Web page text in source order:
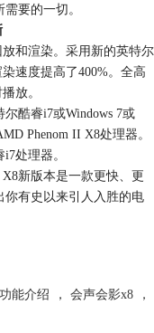
要的一切。
和渲染。采用新的英特尔
速度提高了400%。全高
放。
酷睿i7或Windows 7或
Phenom II X8处理器。
处理器。
新版本是一款更快、更
有史以来引人入胜的电
功能介绍 ， 会声会影x8
，